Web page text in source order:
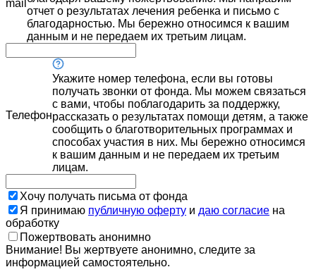
mail
отчет о результатах лечения ребенка и письмо с
благодарностью. Мы бережно относимся к вашим
данным и не передаем их третьим лицам.
Телефон
Укажите номер телефона, если вы готовы
получать звонки от фонда. Мы можем связаться
с вами, чтобы поблагодарить за поддержку,
рассказать о результатах помощи детям, а также
сообщить о благотворительных программах и
способах участия в них. Мы бережно относимся
к вашим данным и не передаем их третьим
лицам.
Хочу получать письма от фонда
Я принимаю публичную оферту и даю согласие на
обработку
Пожертвовать анонимно
Внимание! Вы жертвуете анонимно, следите за
информацией самостоятельно.